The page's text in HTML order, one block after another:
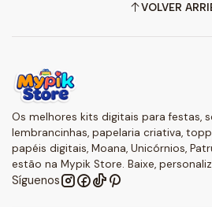
VOLVER
Os melhores kits digitais para festas,
lembrancinhas, papelaria criativa,
papéis digitais, Moana, Unicórnios,
estão na Mypik Store. Baixe,
Síguenos